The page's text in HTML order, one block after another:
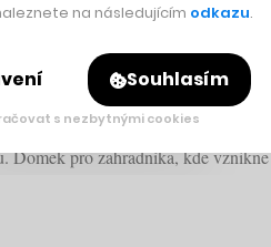
bude
pro zahradníka, kde
na následujícím odkazu.
Souhlasím
s nezbytnými cookies